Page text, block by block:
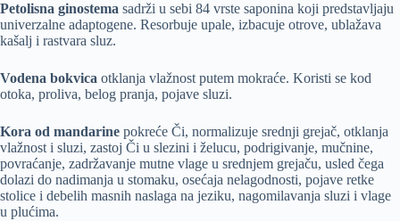
Petolisna ginostema sadrži u sebi 84 vrste saponina koji predstavljaju
univerzalne adaptogene. Resorbuje upale, izbacuje otrove, ublažava
kašalj i rastvara sluz.
Vodena bokvica otklanja vlažnost putem mokraće. Koristi se kod
otoka, proliva, belog pranja, pojave sluzi.
Kora od mandarine pokreće Či, normalizuje srednji grejač, otklanja
vlažnost i sluzi, zastoj Či u slezini i želucu, podrigivanje, mučnine,
povraćanje, zadržavanje mutne vlage u srednjem grejaču, usled čega
dolazi do nadimanja u stomaku, osećaja nelagodnosti, pojave retke
stolice i debelih masnih naslaga na jeziku, nagomilavanja sluzi i vlage
u plućima.